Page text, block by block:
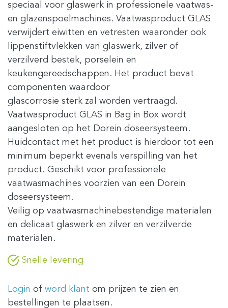
speciaal voor glaswerk in professionele vaatwas-
en glazenspoelmachines. Vaatwasproduct GLAS
verwijdert eiwitten en vetresten waaronder ook
lippenstiftvlekken van glaswerk, zilver of
verzilverd bestek, porselein en
keukengereedschappen. Het product bevat
componenten waardoor
glascorrosie sterk zal worden vertraagd.
Vaatwasproduct GLAS in Bag in Box wordt
aangesloten op het Dorein doseersysteem.
Huidcontact met het product is hierdoor tot een
minimum beperkt evenals verspilling van het
product. Geschikt voor professionele
vaatwasmachines voorzien van een Dorein
doseersysteem.
Veilig op vaatwasmachinebestendige materialen
en delicaat glaswerk en zilver en verzilverde
materialen.
Snelle levering
Login of word klant om prijzen te zien en
bestellingen te plaatsen.